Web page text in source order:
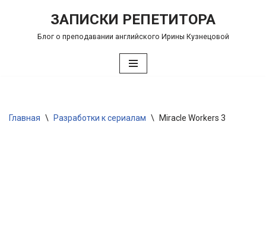
Перейти
ЗАПИСКИ РЕПЕТИТОРА
Блог о преподавании английского Ирины Кузнецовой
Главная \ Разработки к сериалам \ Miracle Workers 3